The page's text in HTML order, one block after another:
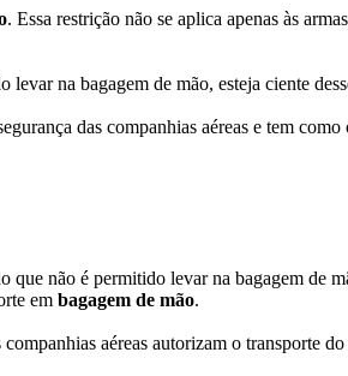
. Essa restrição não se aplica apenas às
na bagagem de mão, esteja ciente
das companhias aéreas e tem
que não é permitido levar na bagagem de
em bagagem de mão.
aéreas autorizam o transporte